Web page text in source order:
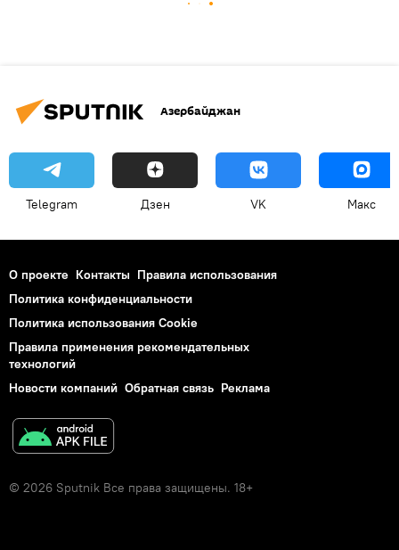
Азербайджан
Telegram Дзен VK Макс
О проекте Контакты Правила использования
Политика конфиденциальности
Политика использования Cookie
Правила применения рекомендательных
технологий
Новости компаний Обратная связь Реклама
© 2026 Sputnik Все права защищены. 18+